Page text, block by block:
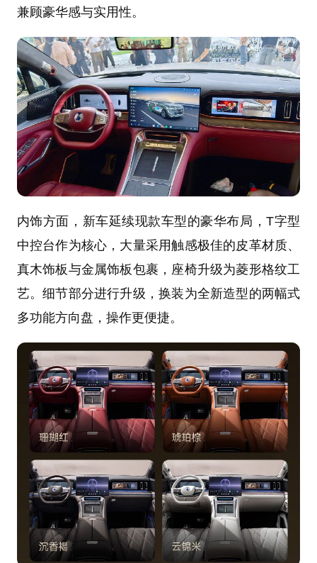
兼顾豪华感与实用性。
内饰方面，新车延续现款车型的豪华布局，T字型
中控台作为核心，大量采用触感极佳的皮革材质、
真木饰板与金属饰板包裹，座椅升级为菱形格纹工
艺。细节部分进行升级，换装为全新造型的两幅式
多功能方向盘，操作更便捷。